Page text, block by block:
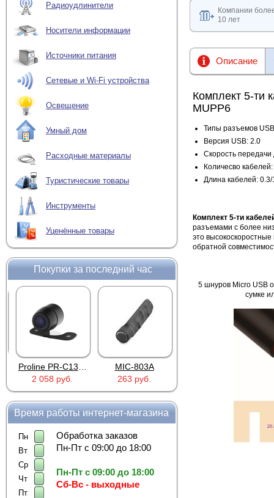
Радиоудлинители
Носители информации
Источники питания
Сетевые и Wi-Fi устройства
Освещение
Умный дом
Расходные материалы
Туристические товары
Инструменты
Уценённые товары
Покупки за последний час
Proline PR-C1335
2 058 руб.
MIC-803A
263 руб.
Время работы интернет-магазина
Пн
Вт
Ср
Чт
Пт
Обработка заказов
Пн-Пт с 09:00 до 18:00
Пн-Пт с 09:00 до 18:00
Сб-Вс - выходные
Компании
10 лет
Описание
Комплект 5-ти
MUPP6
Типы разъемов
Версия USB: 2.0
Скорость
Количесво
Длина кабелей:
Комплект 5-ти
разъемами с более
это
обратной
5 шнуров Micro USB
сумке